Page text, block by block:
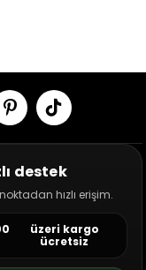
destek
hızlı erişim.
üzeri kargo
ücretsiz